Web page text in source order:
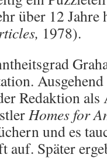
über 12 Jahre
1978).
Redaktion
Homes for
und es
Später